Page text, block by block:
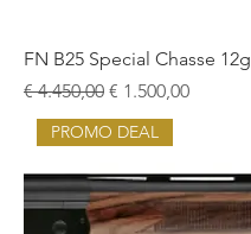
FN B25 Special Chasse 12g
Normale prijs
€ 4.450,00 Verkoopprijs
€ 1.500,00
PROMO DEAL